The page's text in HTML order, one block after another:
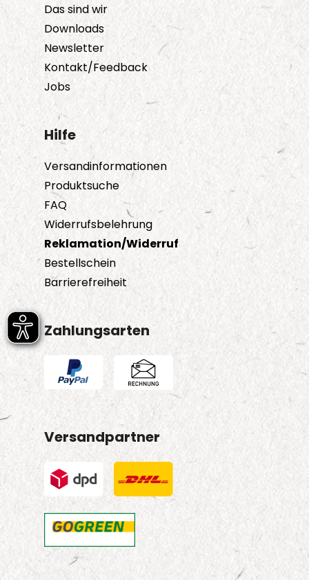
Das sind wir
Downloads
Newsletter
Kontakt/Feedback
Jobs
Hilfe
Versandinformationen
Produktsuche
FAQ
Widerrufsbelehrung
Reklamation/Widerruf
Bestellschein
Barrierefreiheit
Zahlungsarten
Versandpartner